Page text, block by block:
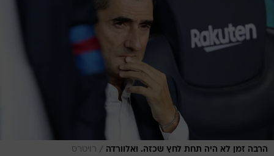
הרבה זמן לא היה תחת לחץ שכזה. ואלוורדה / רויטרס